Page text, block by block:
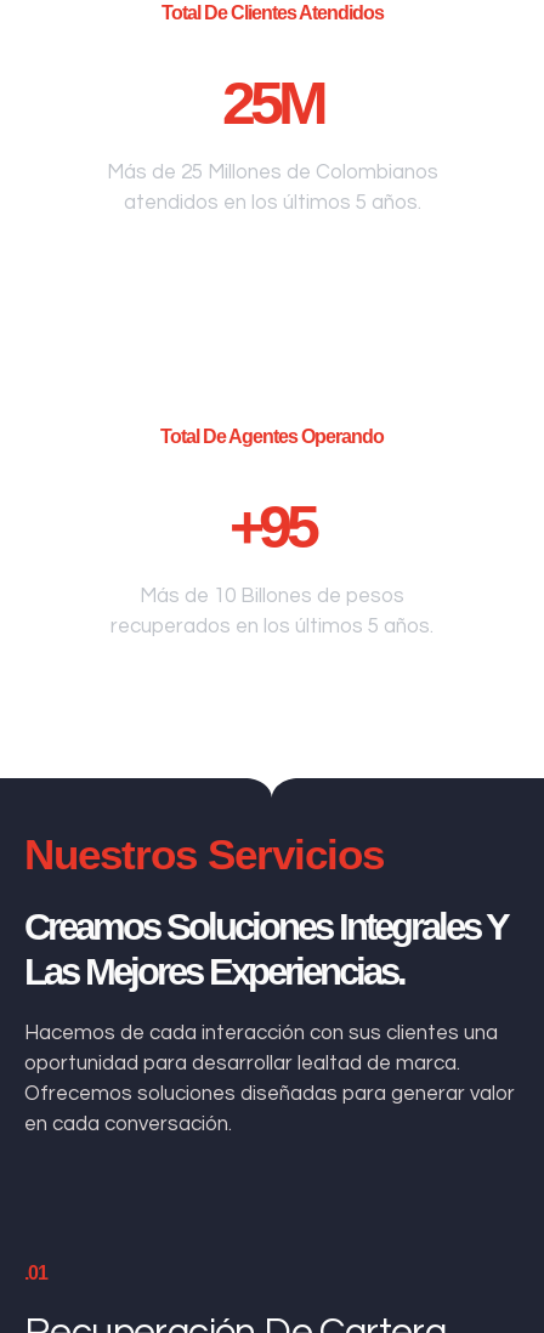
Total De Clientes Atendidos
25M
Más de 25 Millones de Colombianos
atendidos en los últimos 5 años.
Total De Agentes Operando
+95
Más de 10 Billones de pesos
recuperados en los últimos 5 años.
Nuestros Servicios
Creamos Soluciones Integrales Y
Las Mejores Experiencias.
Hacemos de cada interacción con sus clientes una
oportunidad para desarrollar lealtad de marca.
Ofrecemos soluciones diseñadas para generar valor
en cada conversación.
.01